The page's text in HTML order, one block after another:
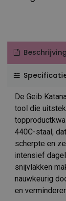
Beschrijving
De Geib
tool die
440C-staal,
scherpte en
intensief
snijvlakken
nauwkeurig
en